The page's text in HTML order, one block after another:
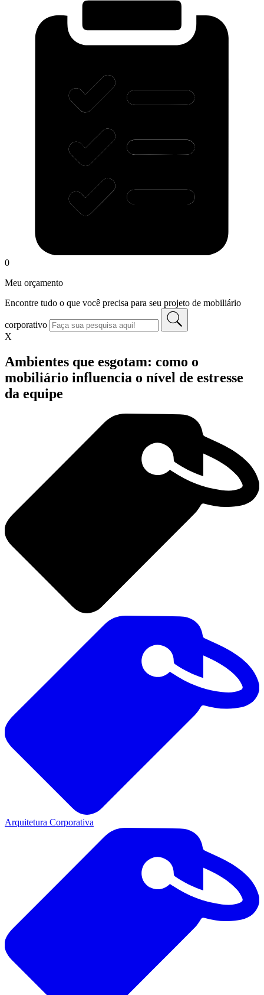
0
Meu orçamento
Encontre tudo o que você precisa para seu projeto de mobiliário
corporativo
X
Ambientes que esgotam: como o
mobiliário influencia o nível de estresse
da equipe
Arquitetura Corporativa